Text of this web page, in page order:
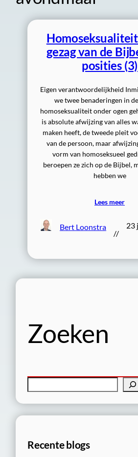
gezag van de
posities (3)
Eigen verantwoordelijkheid
we twee benaderingen in
homoseksualiteit onder ogen
is absolute afwijzing van alles
maken heeft, de tweede pleit
van de persoon, maar
vorm van homoseksueel
beroepen ze zich op de Bijbel,
hebben we
Lees meer
Bert Loonstra
//
23
Zoeken
n
Recente blogs